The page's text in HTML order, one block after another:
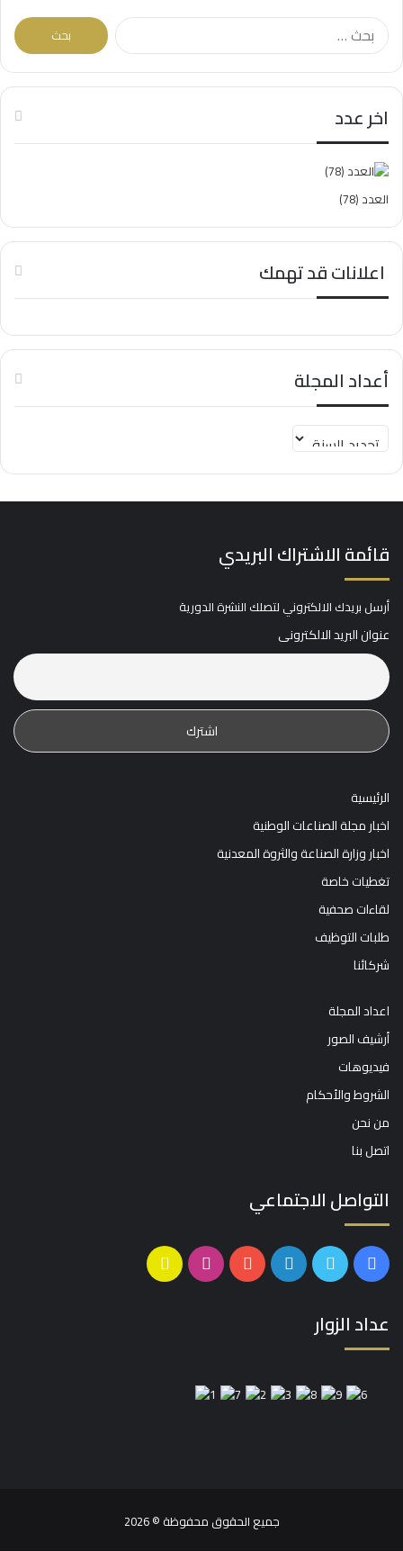
البحث
عن:
اخر عدد
العدد (78)
اعلانات قد تهمك
أعداد المجلة
قائمة الاشتراك البريدي
أرسل بريدك الالكتروني لتصلك النشرة الدورية
عنوان البريد الالكترونى
الرئيسية
اخبار مجلة الصناعات الوطنية
اخبار وزارة الصناعة والثروة المعدنية
تغطيات خاصة
لقاءات صحفية
طلبات التوظيف
شركائنا
اعداد المجلة
أرشيف الصور
فيديوهات
الشروط والأحكام
من نحن
اتصل بنا
التواصل الاجتماعي
فيسبوكتويتر لينكدإن يوتيوب انستقرامسناب
عداد الزوار
جميع الحقوق محفوظة © 2026